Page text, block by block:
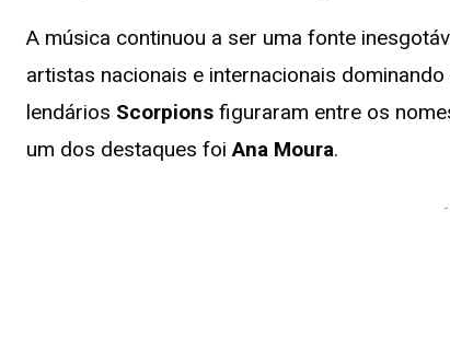
A música continuou a ser uma fonte
artistas nacionais e internacionais
lendários Scorpions figuraram entre os
um dos destaques foiAna Moura.
-